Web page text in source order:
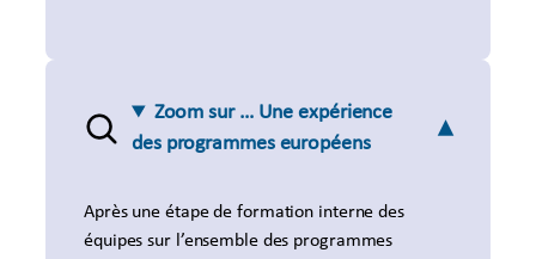
Zoom sur … Une expérience
des programmes européens
Après une étape de formation interne des
équipes sur l’ensemble des programmes